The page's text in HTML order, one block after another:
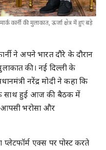
कार्नी की मुलाकात, ऊर्जा क्षेत्र में हुए बड़े
ने अपने भारत दौरे के दौरान
मुलाकात की। नई दिल्ली के
नरेंद्र मोदी ने कहा क‍ि
के साथ हुई आज की बैठक में
आपसी भरोसा और
प्लेटफॉर्म एक्‍स पर पोस्‍ट करते